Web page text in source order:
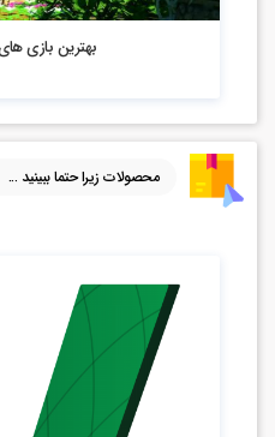
بهترین بازی
محصولات زیرا حتما ببینید ...